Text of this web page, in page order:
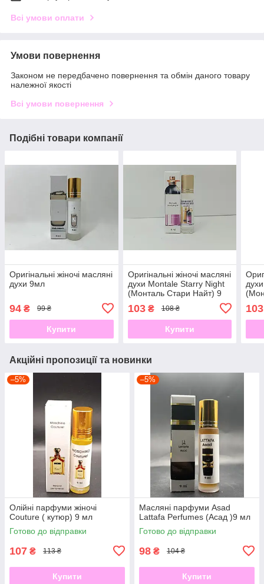
Всі умови оплати
Умови повернення
Законом не передбачено повернення та обмін даного товару
належної якості
Всі умови повернення
Подібні товари компанії
Оригінальні жіночі масляні
духи 9мл
94 ₴ 99 ₴
Купити
Оригінальні жіночі масляні
духи Montale Starry Night
(Монталь Стари Найт) 9
103₴ 108 ₴
Купити
103
Акційні пропозиції та новинки
–5%
Олійні парфуми жіночі
Couture ( кутюр) 9 мл
Готово до відправки
107 ₴ 113 ₴
Купити
–5%
Масляні парфуми Asad
Lattafa Perfumes (Асад )9 мл
Готово до відправки
98 ₴ 104 ₴
Купити